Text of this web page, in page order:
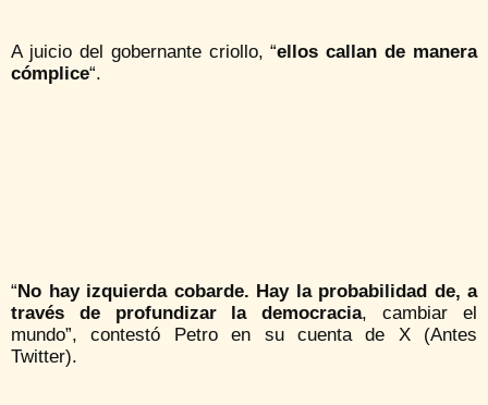
A juicio del gobernante criollo, “ellos callan de manera
cómplice“.
“No hay izquierda cobarde. Hay la probabilidad de, a
través de profundizar la democracia, cambiar el
mundo”, contestó Petro en su cuenta de X (Antes
Twitter).